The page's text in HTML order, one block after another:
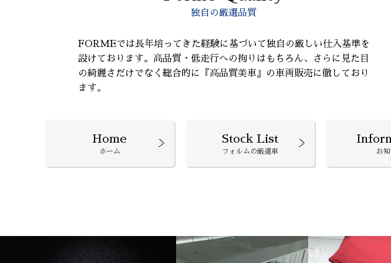
独自の厳選品質
FORMEでは長年培ってきた経験に基づいて独自の厳しい仕入基準を
設けております。高品質・低走行への拘りはもちろん、さらに見た目
の綺麗さだけでなく総合的に『高品質美車』の車両販売に徹しており
ます。
Home
ホーム
Stock List
フォルムの厳選車 お